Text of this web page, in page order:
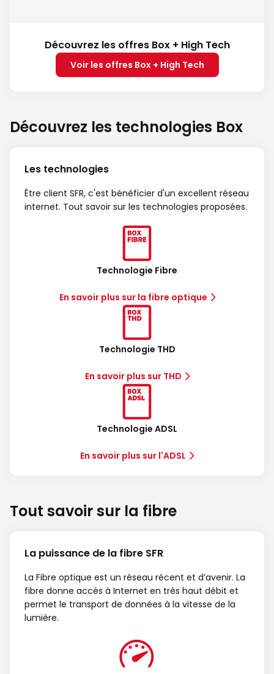
Découvrez les offres Box + High Tech
Voir les offres Box + High Tech
Découvrez les technologies Box
Les technologies
Être client SFR, c'est bénéficier d'un excellent réseau
internet. Tout savoir sur les technologies proposées.
Technologie Fibre
En savoir plus sur la fibre optique
Technologie THD
En savoir plus sur THD
Technologie ADSL
En savoir plus sur l'ADSL
Tout savoir sur la fibre
La puissance de la fibre SFR
La Fibre optique est un réseau récent et d’avenir. La
fibre donne accès à Internet en très haut débit et
permet le transport de données à la vitesse de la
lumière.